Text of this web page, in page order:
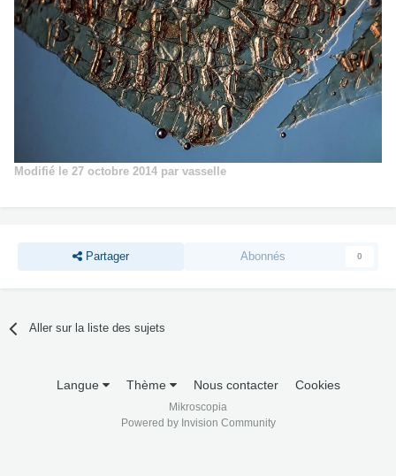
Modifié le 27 octobre 2014 par vasselle
Partager Abonnés 0
Aller sur la liste des sujets
Langue Thème Nous contacter Cookies
Mikroscopia
Powered by Invision Community